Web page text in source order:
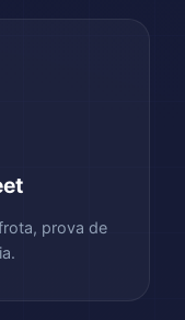
prova de